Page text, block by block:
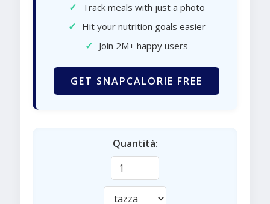
✓ Track meals with just a photo
✓ Hit your nutrition goals easier
✓ Join 2M+ happy users
GET SNAPCALORIE FREE
Quantità: